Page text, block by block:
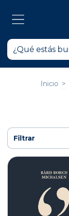
Inicio >
Filtrar